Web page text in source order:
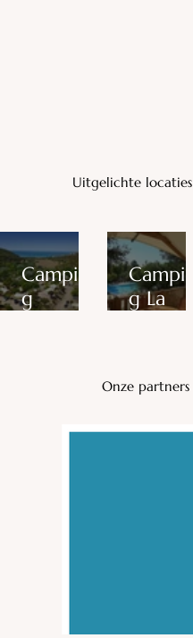
Uitgelichte locaties
Campin
g
Campin
g La
Trigano
Onze partners